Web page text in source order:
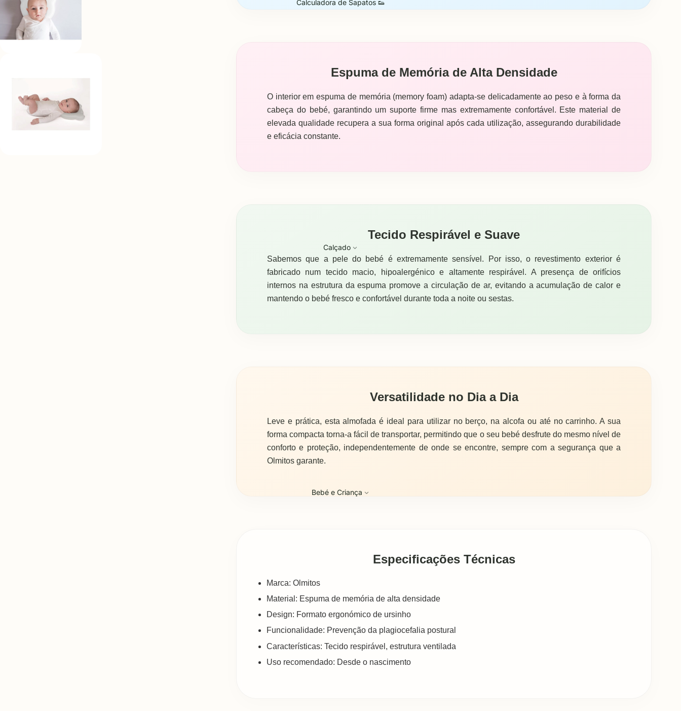
Calculadora de Sapatos 👟
Calçado
Bebé e Criança
Espuma de Memória de Alta Densidade
O interior em espuma de memória (memory foam) adapta-se delicadamente ao peso e à forma da
cabeça do bebé, garantindo um suporte firme mas extremamente confortável. Este material de
elevada qualidade recupera a sua forma original após cada utilização, assegurando durabilidade
e eficácia constante.
Tecido Respirável e Suave
Sabemos que a pele do bebé é extremamente sensível. Por isso, o revestimento exterior é
fabricado num tecido macio, hipoalergénico e altamente respirável. A presença de orifícios
internos na estrutura da espuma promove a circulação de ar, evitando a acumulação de calor e
mantendo o bebé fresco e confortável durante toda a noite ou sestas.
Versatilidade no Dia a Dia
Leve e prática, esta almofada é ideal para utilizar no berço, na alcofa ou até no carrinho. A sua
forma compacta torna-a fácil de transportar, permitindo que o seu bebé desfrute do mesmo nível de
conforto e proteção, independentemente de onde se encontre, sempre com a segurança que a
Olmitos garante.
Especificações Técnicas
Marca: Olmitos
Material: Espuma de memória de alta densidade
Design: Formato ergonómico de ursinho
Funcionalidade: Prevenção da plagiocefalia postural
Características: Tecido respirável, estrutura ventilada
Uso recomendado: Desde o nascimento